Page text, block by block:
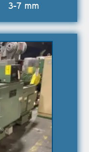
3-7 mm